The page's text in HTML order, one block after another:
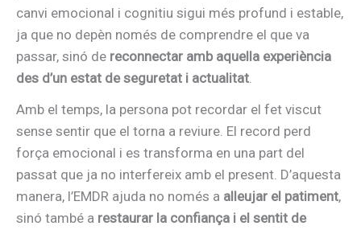
canvi emocional i cognitiu sigui més profund i estable,
ja que no depèn només de comprendre el que va
passar, sinó de reconnectar amb aquella experiència
des d’un estat de seguretat i actualitat
Amb el temps, la persona pot recordar el fet viscut
sense sentir que el torna a reviure. El record perd
força emocional i es transforma en una part del
passat que ja no interfereix amb el present. D’aquesta
manera, l’EMDR ajuda no només a alleujar el patiment,
sinó també a restaurar la confiança i el sentit de